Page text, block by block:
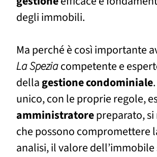
degli immobili.
Ma perché è così importante
La Speziacompetente e
dellagestionecondominiale
unico, con le proprie regole,
amministratorepreparato,
che possono compromettere
analisi, il valore dell’immobile